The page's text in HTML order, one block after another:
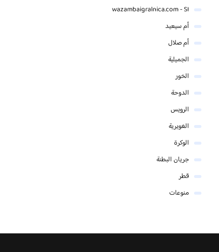
wazambaigralnica.com - SI
أم سيعيد
أم صلال
الجميلية
الخور
الدوحة
الرويس
الغويرية
الوكرة
جريان البطنة
قطر
منوعات